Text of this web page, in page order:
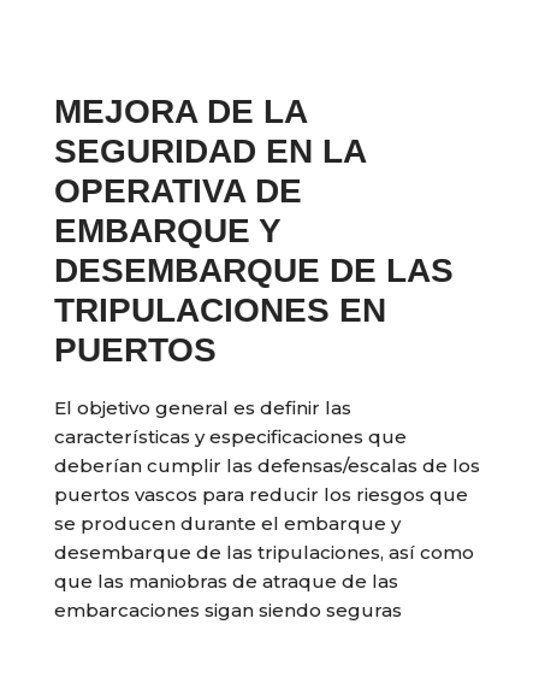
MEJORA DE LA
SEGURIDAD EN LA
OPERATIVA DE
EMBARQUE Y
DESEMBARQUE DE LAS
TRIPULACIONES EN
PUERTOS
El objetivo general es definir las
características y especificaciones que
deberían cumplir las defensas/escalas de los
puertos vascos para reducir los riesgos que
se producen durante el embarque y
desembarque de las tripulaciones, así como
que las maniobras de atraque de las
embarcaciones sigan siendo seguras